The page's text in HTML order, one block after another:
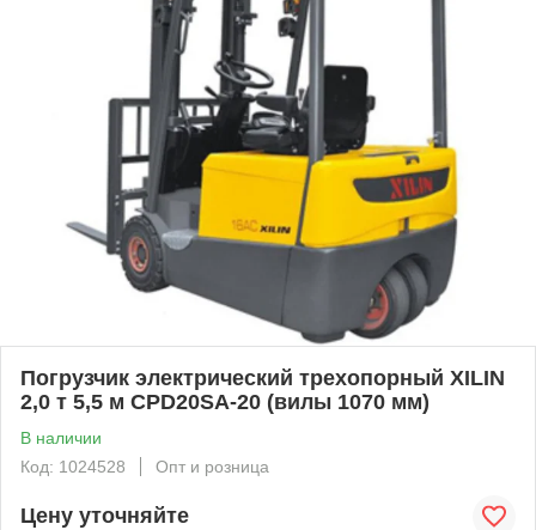
Погрузчик электрический трехопорный XILIN
2,0 т 5,5 м CPD20SA-20 (вилы 1070 мм)
В наличии
Код: 1024528
Опт и розница
Цену уточняйте